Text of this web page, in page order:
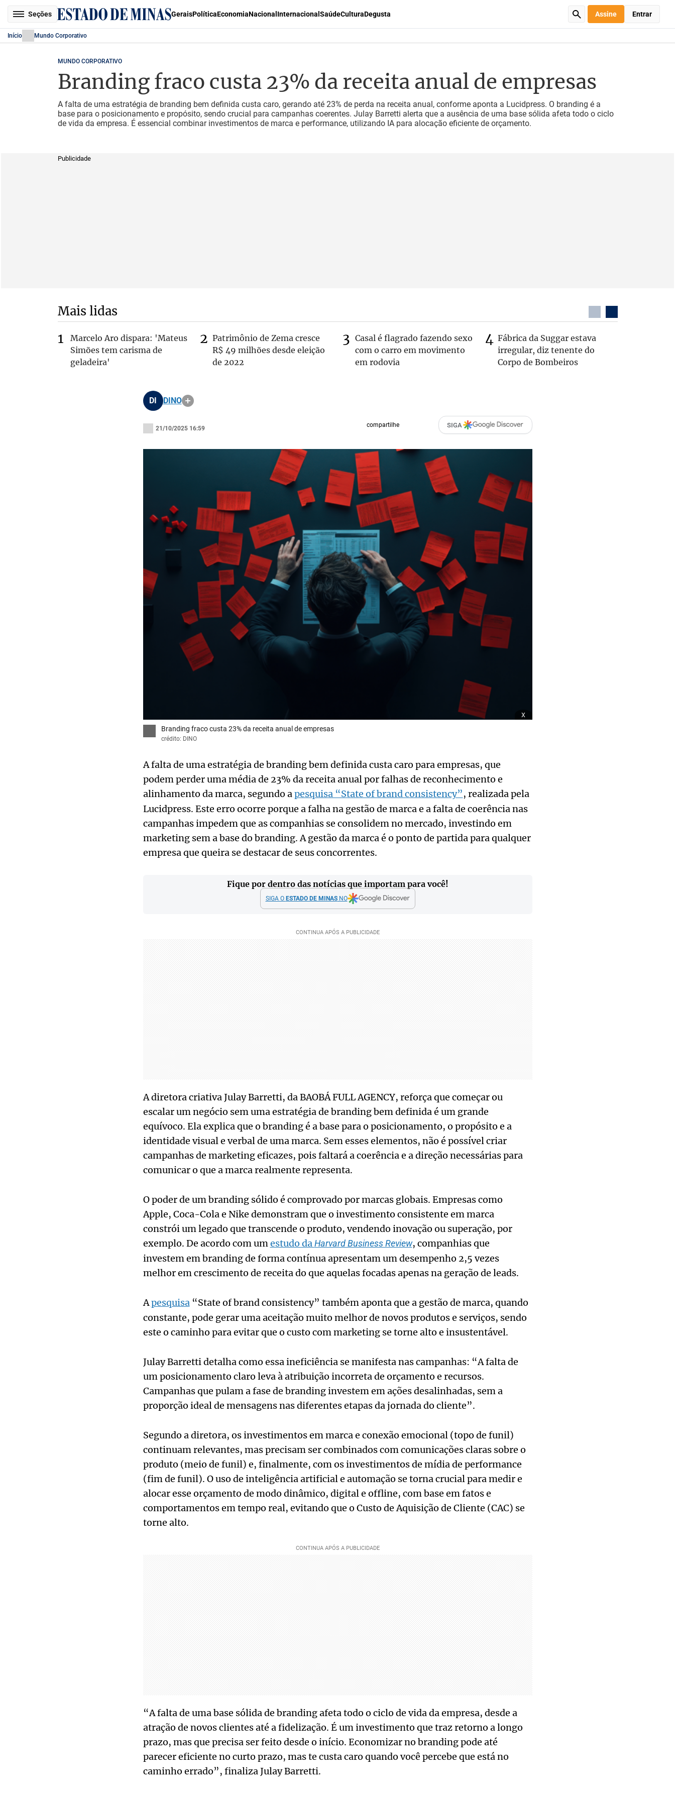
Seções GeraisPolíticaEconomiaNacional Internacional SaúdeCulturaDegusta Assine Entrar
Início Mundo Corporativo
MUNDO CORPORATIVO
Branding fraco custa 23% da receita anual de empresas
A falta de uma estratégia de branding bem definida custa caro, gerando até 23% de perda na receita anual, conforme aponta a Lucidpress. O branding é a
base para o posicionamento e propósito, sendo crucial para campanhas coerentes. Julay Barretti alerta que a ausência de uma base sólida afeta todo o ciclo
de vida da empresa. É essencial combinar investimentos de marca e performance, utilizando IA para alocação eficiente de orçamento.
Publicidade
Mais lidas
Marcelo Aro dispara: 'Mateus
Simões tem carisma de
geladeira'
Patrimônio de Zema cresce
R$ 49 milhões desde eleição
de 2022
Casal é flagrado fazendo sexo
com o carro em movimento
em rodovia
Fábrica da Suggar estava
irregular, diz tenente do
Corpo de Bombeiros
DI DINO
21/10/2025 16:59 compartilhe SIGA
x
Branding fraco custa 23% da receita anual de empresas
crédito: DINO
A falta de uma estratégia de branding bem definida custa caro para empresas, que
podem perder uma média de 23% da receita anual por falhas de reconhecimento e
alinhamento da marca, segundo apesquisa “State of brand consistency”, realizada pela
Lucidpress. Este erro ocorre porque a falha na gestão de marca e a falta de coerência nas
campanhas impedem que as companhias se consolidem no mercado, investindo em
marketing sem a base do branding. A gestão da marca é o ponto de partida para qualquer
empresa que queira se destacar de seus concorrentes.
Fique por dentro das notícias que importam para você!
SIGA O ESTADO DE MINASNO
A diretora criativa Julay Barretti, da BAOBÁ FULL AGENCY, reforça que começar ou
escalar um negócio sem uma estratégia de branding bem definida é um grande
equívoco. Ela explica que o branding é a base para o posicionamento, o propósito e a
identidade visual e verbal de uma marca. Sem esses elementos, não é possível criar
campanhas de marketing eficazes, pois faltará a coerência e a direção necessárias para
comunicar o que a marca realmente representa.
O poder de um branding sólido é comprovado por marcas globais. Empresas como
Apple, Coca-Cola e Nike demonstram que o investimento consistente em marca
constrói um legado que transcende o produto, vendendo inovação ou superação, por
exemplo. De acordo com umestudo daHarvard Business Review, companhias que
investem em branding de forma contínua apresentam um desempenho 2,5 vezes
melhor em crescimento de receita do que aquelas focadas apenas na geração de leads.
Apesquisa“State of brand consistency” também aponta que a gestão de marca, quando
constante, pode gerar uma aceitação muito melhor de novos produtos e serviços, sendo
este o caminho para evitar que o custo com marketing se torne alto e insustentável.
Julay Barretti detalha como essa ineficiência se manifesta nas campanhas: “A falta de
um posicionamento claro leva à atribuição incorreta de orçamento e recursos.
Campanhas que pulam a fase de branding investem em ações desalinhadas, sem a
proporção ideal de mensagens nas diferentes etapas da jornada do cliente”.
Segundo a diretora, os investimentos em marca e conexão emocional (topo de funil)
continuam relevantes, mas precisam ser combinados com comunicações claras sobre o
produto (meio de funil) e, finalmente, com os investimentos de mídia de performance
(fim de funil). O uso de inteligência artificial e automação se torna crucial para medir e
alocar esse orçamento de modo dinâmico, digital e offline, com base em fatos e
comportamentos em tempo real, evitando que o Custo de Aquisição de Cliente (CAC) se
torne alto.
“A falta de uma base sólida de branding afeta todo o ciclo de vida da empresa, desde a
atração de novos clientes até a fidelização. É um investimento que traz retorno a longo
prazo, mas que precisa ser feito desde o início. Economizar no branding pode até
parecer eficiente no curto prazo, mas te custa caro quando você percebe que está no
caminho errado”, finaliza Julay Barretti.